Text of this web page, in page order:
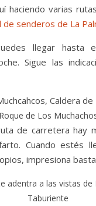
haciendo varias
de senderos de La
llegar hasta
Sigue las
Roque de Los
de carretera hay
Cuando estés
impresiona
adentra a las vistas de
Taburiente